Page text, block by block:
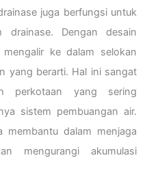
juga berfungsi untuk
drainase. Dengan desain
ke dalam selokan
yang berarti. Hal ini sangat
perkotaan yang sering
sistem pembuangan air.
membantu dalam menjaga
mengurangi akumulasi